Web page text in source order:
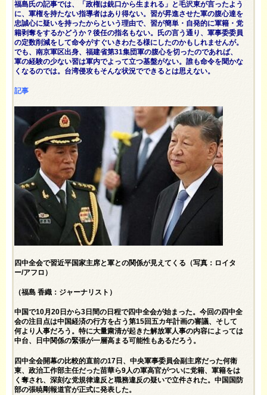
福島氏の記事では、「政権は銃口から生まれる」と毛沢東が言ったよう
に、軍権を持たない指導者はあり得ない。習が昇進させた軍の腹心達を
忠誠心に疑いを持ったからという理由で、習が簡単・自発的に軍籍・党
籍剥奪をするかどうか？後任の指名もない。氏の言う通り、軍事委委員
の定数削減をして命令がすぐいきわたる様にしたのかもしれませんが。
でも、南京軍区出身、福建省第31集団軍の腹心を切ったのであれば、
軍の経験の少ない習は軍内でよって立つ基盤がない。誰も命令を聞かな
くなるのでは。台湾侵攻もそんな状況でできるとは思えない。
記事
四中全会で習近平国家主席と軍との関係が見えてくる（写真：ロイタ
ー/アフロ）
（福島 香織：ジャーナリスト）
中国で10月20日から3日間の日程で四中全会が始まった。今回の四中全
会の注目点は中国経済の行方を占う第15回五カ年計画の審議、そして
何より人事だろう。特に大量粛清が起きた解放軍人事の内容によっては
中台、日中関係の緊張が一層高まる可能性もあるだろう。
四中全会開幕の比較的直前の17日、中央軍事委員会副主席だった何衛
東、政治工作部主任だった苗華ら9人の軍高官がついに党籍、軍籍をは
く奪され、深刻な党規律違反と職務違反の疑いで立件された。中国国防
部の張暁剛報道官が正式に発表した。